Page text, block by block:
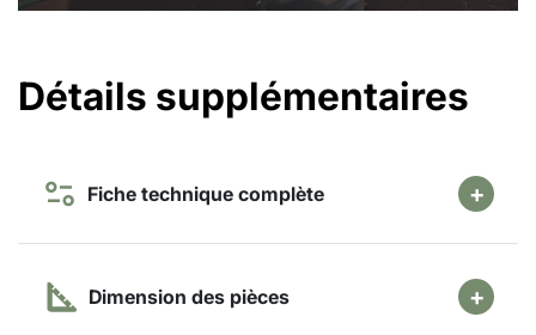
Détails supplémentaires
Fiche technique complète
Dimension des pièces